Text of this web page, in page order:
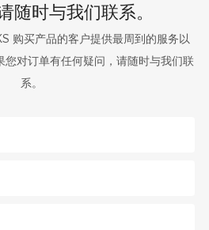
随时与我们联系。
购买产品的客户提供最周到的服务以
您对订单有任何疑问，请随时与我们联
系。